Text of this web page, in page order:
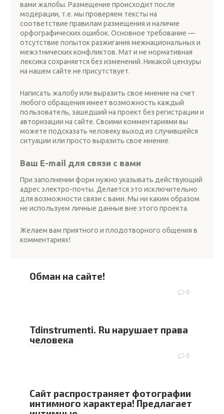
вами жалобы. Размещение происходит после
модерации, т.е. мы проверяем тексты на
соответствие правилам размещения и наличие
орфографических ошибок. Основное требование —
отсутствие попыток разжигания межнациональных и
межэтнических конфликтов. Мат и не нормативная
лексика сохраняется без изменений. Никакой цензуры
на нашем сайте не присутствует.
Написать жалобу или выразить свое мнение на счет
любого обращения имеет возможность каждый
пользователь, зашедший на проект без регистрации и
авторизации на сайте. Своими комментариями вы
можете подсказать человеку выход из случившейся
ситуации или просто выразить свое мнение.
Ваш E-mail для связи с вами
При заполнении форм нужно указывать действующий
адрес электро-почты. Делается это исключительно
для возможности связи с вами. Мы ни каким образом
не используем личные данные вне этого проекта.
Желаем вам приятного и плодотворного общения в
комментариях!
Обман на сайте!
0
Tdinstrumenti. Ru нарушает права
человека
0
Сайт распространяет фотографии
интимного характера! Предлагает